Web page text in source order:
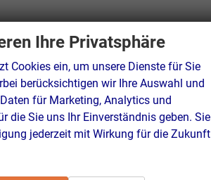
Ihre Privatsphäre
Cookies ein, um unsere Dienste für Sie
berücksichtigen wir Ihre Auswahl und
für Marketing, Analytics und
die Sie uns Ihr Einverständnis geben. Sie
jederzeit mit Wirkung für die Zukunft